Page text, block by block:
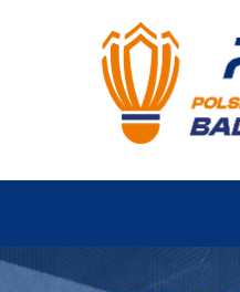
EKSTRALIGA
Aktualności